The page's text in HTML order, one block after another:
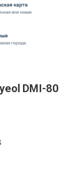
DMI-80